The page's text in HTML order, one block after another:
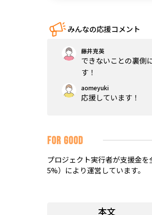
みんなの応援コメント
藤井克英
できないことの裏側
す！
aomeyuki
応援しています！
FOR GOOD
プロジェクト実行者が支援金
5%）により運営しています。
本文